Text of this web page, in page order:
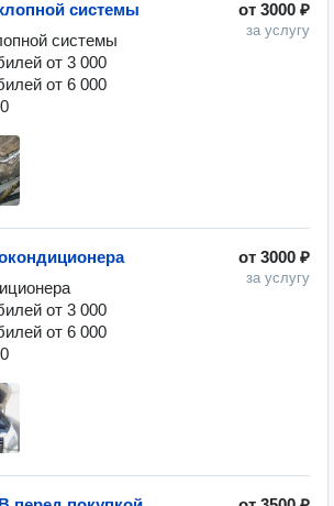
от 3000 ₽
за услугу
системы
системы
от 3 000
от 6 000
от 3000 ₽
за услугу
от 3 000
от 6 000